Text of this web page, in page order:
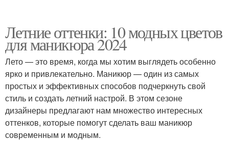
Летние оттенки: 10 модных цветов
для маникюра 2024
Лето — это время, когда мы хотим выглядеть особенно
ярко и привлекательно. Маникюр — один из самых
простых и эффективных способов подчеркнуть свой
стиль и создать летний настрой. В этом сезоне
дизайнеры предлагают нам множество интересных
оттенков, которые помогут сделать ваш маникюр
современным и модным.